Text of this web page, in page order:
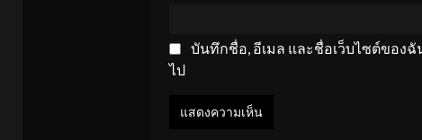
บันทึกชื่อ, อีเมล และชื่อเว็บไซต์ของ
ไป